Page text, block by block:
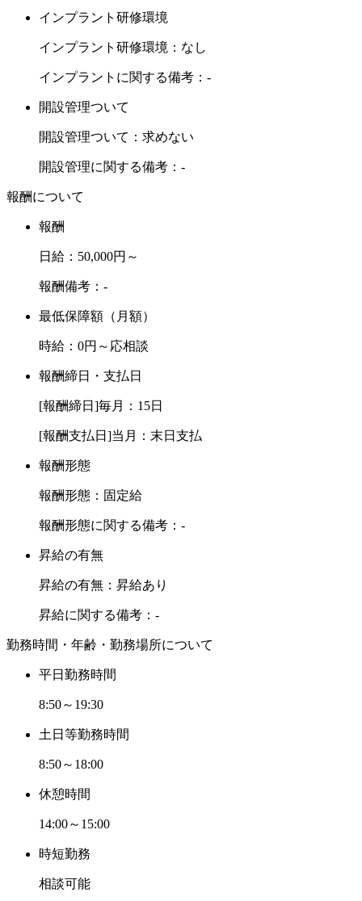
インプラント研修環境
インプラント研修環境：なし
インプラントに関する備考：-
開設管理ついて
開設管理ついて：求めない
開設管理に関する備考：-
報酬について
報酬
日給：50,000円～
報酬備考：-
最低保障額（月額）
時給：0円～応相談
報酬締日・支払日
[報酬締日]毎月：15日
[報酬支払日]当月：末日支払
報酬形態
報酬形態：固定給
報酬形態に関する備考：-
昇給の有無
昇給の有無：昇給あり
昇給に関する備考：-
勤務時間・年齢・勤務場所について
平日勤務時間
8:50～19:30
土日等勤務時間
8:50～18:00
休憩時間
14:00～15:00
時短勤務
相談可能